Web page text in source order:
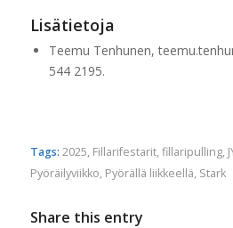
Lisätietoja
Teemu Tenhunen,
544 2195.
Tags: 2025, Fillarifestarit, fillaripulling,
Pyöräilyviikko, Pyörällä liikkeellä, Stark
Share this entry